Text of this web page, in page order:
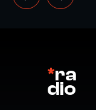
*ra
dio